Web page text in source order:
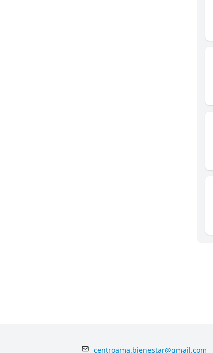
centroama.bienestar@gmail.com